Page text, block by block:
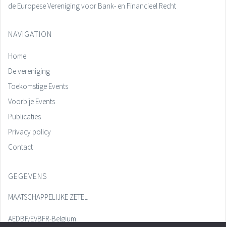
de Europese Vereniging voor Bank- en Financieel Recht
NAVIGATION
Home
De vereniging
Toekomstige Events
Voorbije Events
Publicaties
Privacy policy
Contact
GEGEVENS
MAATSCHAPPELIJKE ZETEL
AEDBF/EVBFR-Belgium